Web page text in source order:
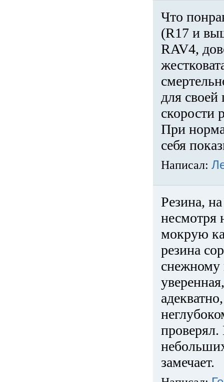
Что
(R17 и
RAV4,
для
скорости
При
себя
Написал:
Резина,
несмотря
мокрую
резина
снежному
замечает.